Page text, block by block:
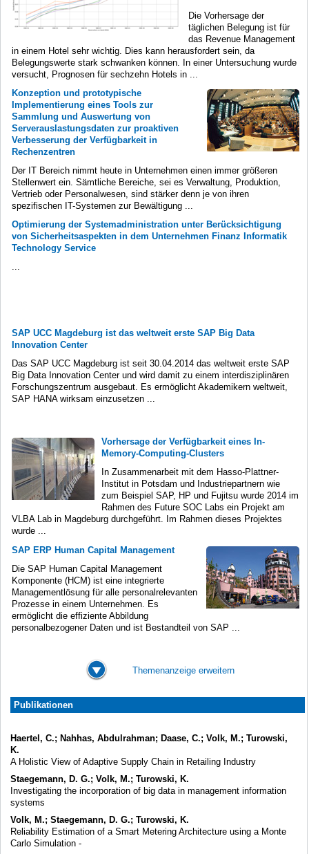
Die Vorhersage der
täglichen Belegung ist für
das Revenue Management
in einem Hotel sehr wichtig. Dies kann herausfordert sein, da
Belegungswerte stark schwanken können. In einer Untersuchung wurde
versucht, Prognosen für sechzehn Hotels in ...
Konzeption und prototypische
Implementierung eines Tools zur
Sammlung und Auswertung von
Serverauslastungsdaten zur proaktiven
Verbesserung der Verfügbarkeit in
Rechenzentren
Der IT Bereich nimmt heute in Unternehmen einen immer größeren
Stellenwert ein. Sämtliche Bereiche, sei es Verwaltung, Produktion,
Vertrieb oder Personalwesen, sind stärker denn je von ihren
spezifischen IT-Systemen zur Bewältigung ...
Optimierung der Systemadministration unter Berücksichtigung
von Sicherheitsaspekten in dem Unternehmen Finanz Informatik
Technology Service
SAP UCC Magdeburg ist das weltweit erste SAP Big Data
Innovation Center
Das SAP UCC Magdeburg ist seit 30.04.2014 das weltweit erste SAP
Big Data Innovation Center und wird damit zu einem interdisziplinären
Forschungszentrum ausgebaut. Es ermöglicht Akademikern weltweit,
SAP HANA wirksam einzusetzen ...
Vorhersage der Verfügbarkeit eines In-
Memory-Computing-Clusters
In Zusammenarbeit mit dem Hasso-Plattner-
Institut in Potsdam und Industriepartnern wie
zum Beispiel SAP, HP und Fujitsu wurde 2014 im
Rahmen des Future SOC Labs ein Projekt am
VLBA Lab in Magdeburg durchgeführt. Im Rahmen dieses Projektes
wurde ...
SAP ERP Human Capital Management
Die SAP Human Capital Management
Komponente (HCM) ist eine integrierte
Managementlösung für alle personalrelevanten
Prozesse in einem Unternehmen. Es
ermöglicht die effiziente Abbildung
personalbezogener Daten und ist Bestandteil von SAP ...
Themenanzeige erweitern
Publikationen
Haertel, C.; Nahhas, Abdulrahman; Daase, C.; Volk, M.; Turowski,
K.
A Holistic View of Adaptive Supply Chain in Retailing Industry
Staegemann, D. G.; Volk, M.; Turowski, K.
Investigating the incorporation of big data in management information
systems
Volk, M.; Staegemann, D. G.; Turowski, K.
Reliability Estimation of a Smart Metering Architecture using a Monte
Carlo Simulation -